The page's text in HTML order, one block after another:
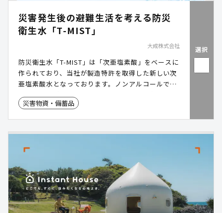
災害発生後の避難生活を考える防災
衛生水「T-MIST」
大成株式会社
防災衛生水「T-MIST」は「次亜塩素酸」をベースに
作られており、当社が製造特許を取得した新しい次
亜塩素酸水となっております。ノンアルコールで、
保存剤、香料、オイル、界面活性剤などを使用して
いません。周囲に赤ちゃんやお年寄り、ペットがい
災害物資・備蓄品
選択